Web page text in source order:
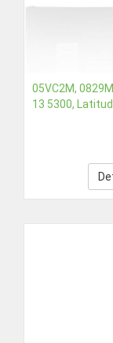
05VC2M,
13 5300,